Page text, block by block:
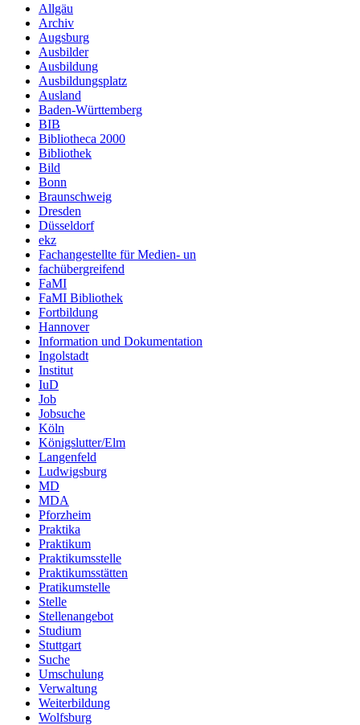
Allgäu
Archiv
Augsburg
Ausbilder
Ausbildung
Ausbildungsplatz
Ausland
Baden-Württemberg
BIB
Bibliotheca 2000
Bibliothek
Bild
Bonn
Braunschweig
Dresden
Düsseldorf
ekz
Fachangestellte für Medien- un
fachübergreifend
FaMI
FaMI Bibliothek
Fortbildung
Hannover
Information und Dokumentation
Ingolstadt
Institut
IuD
Job
Jobsuche
Köln
Königslutter/Elm
Langenfeld
Ludwigsburg
MD
MDA
Pforzheim
Praktika
Praktikum
Praktikumsstelle
Praktikumsstätten
Pratikumstelle
Stelle
Stellenangebot
Studium
Stuttgart
Suche
Umschulung
Verwaltung
Weiterbildung
Wolfsburg